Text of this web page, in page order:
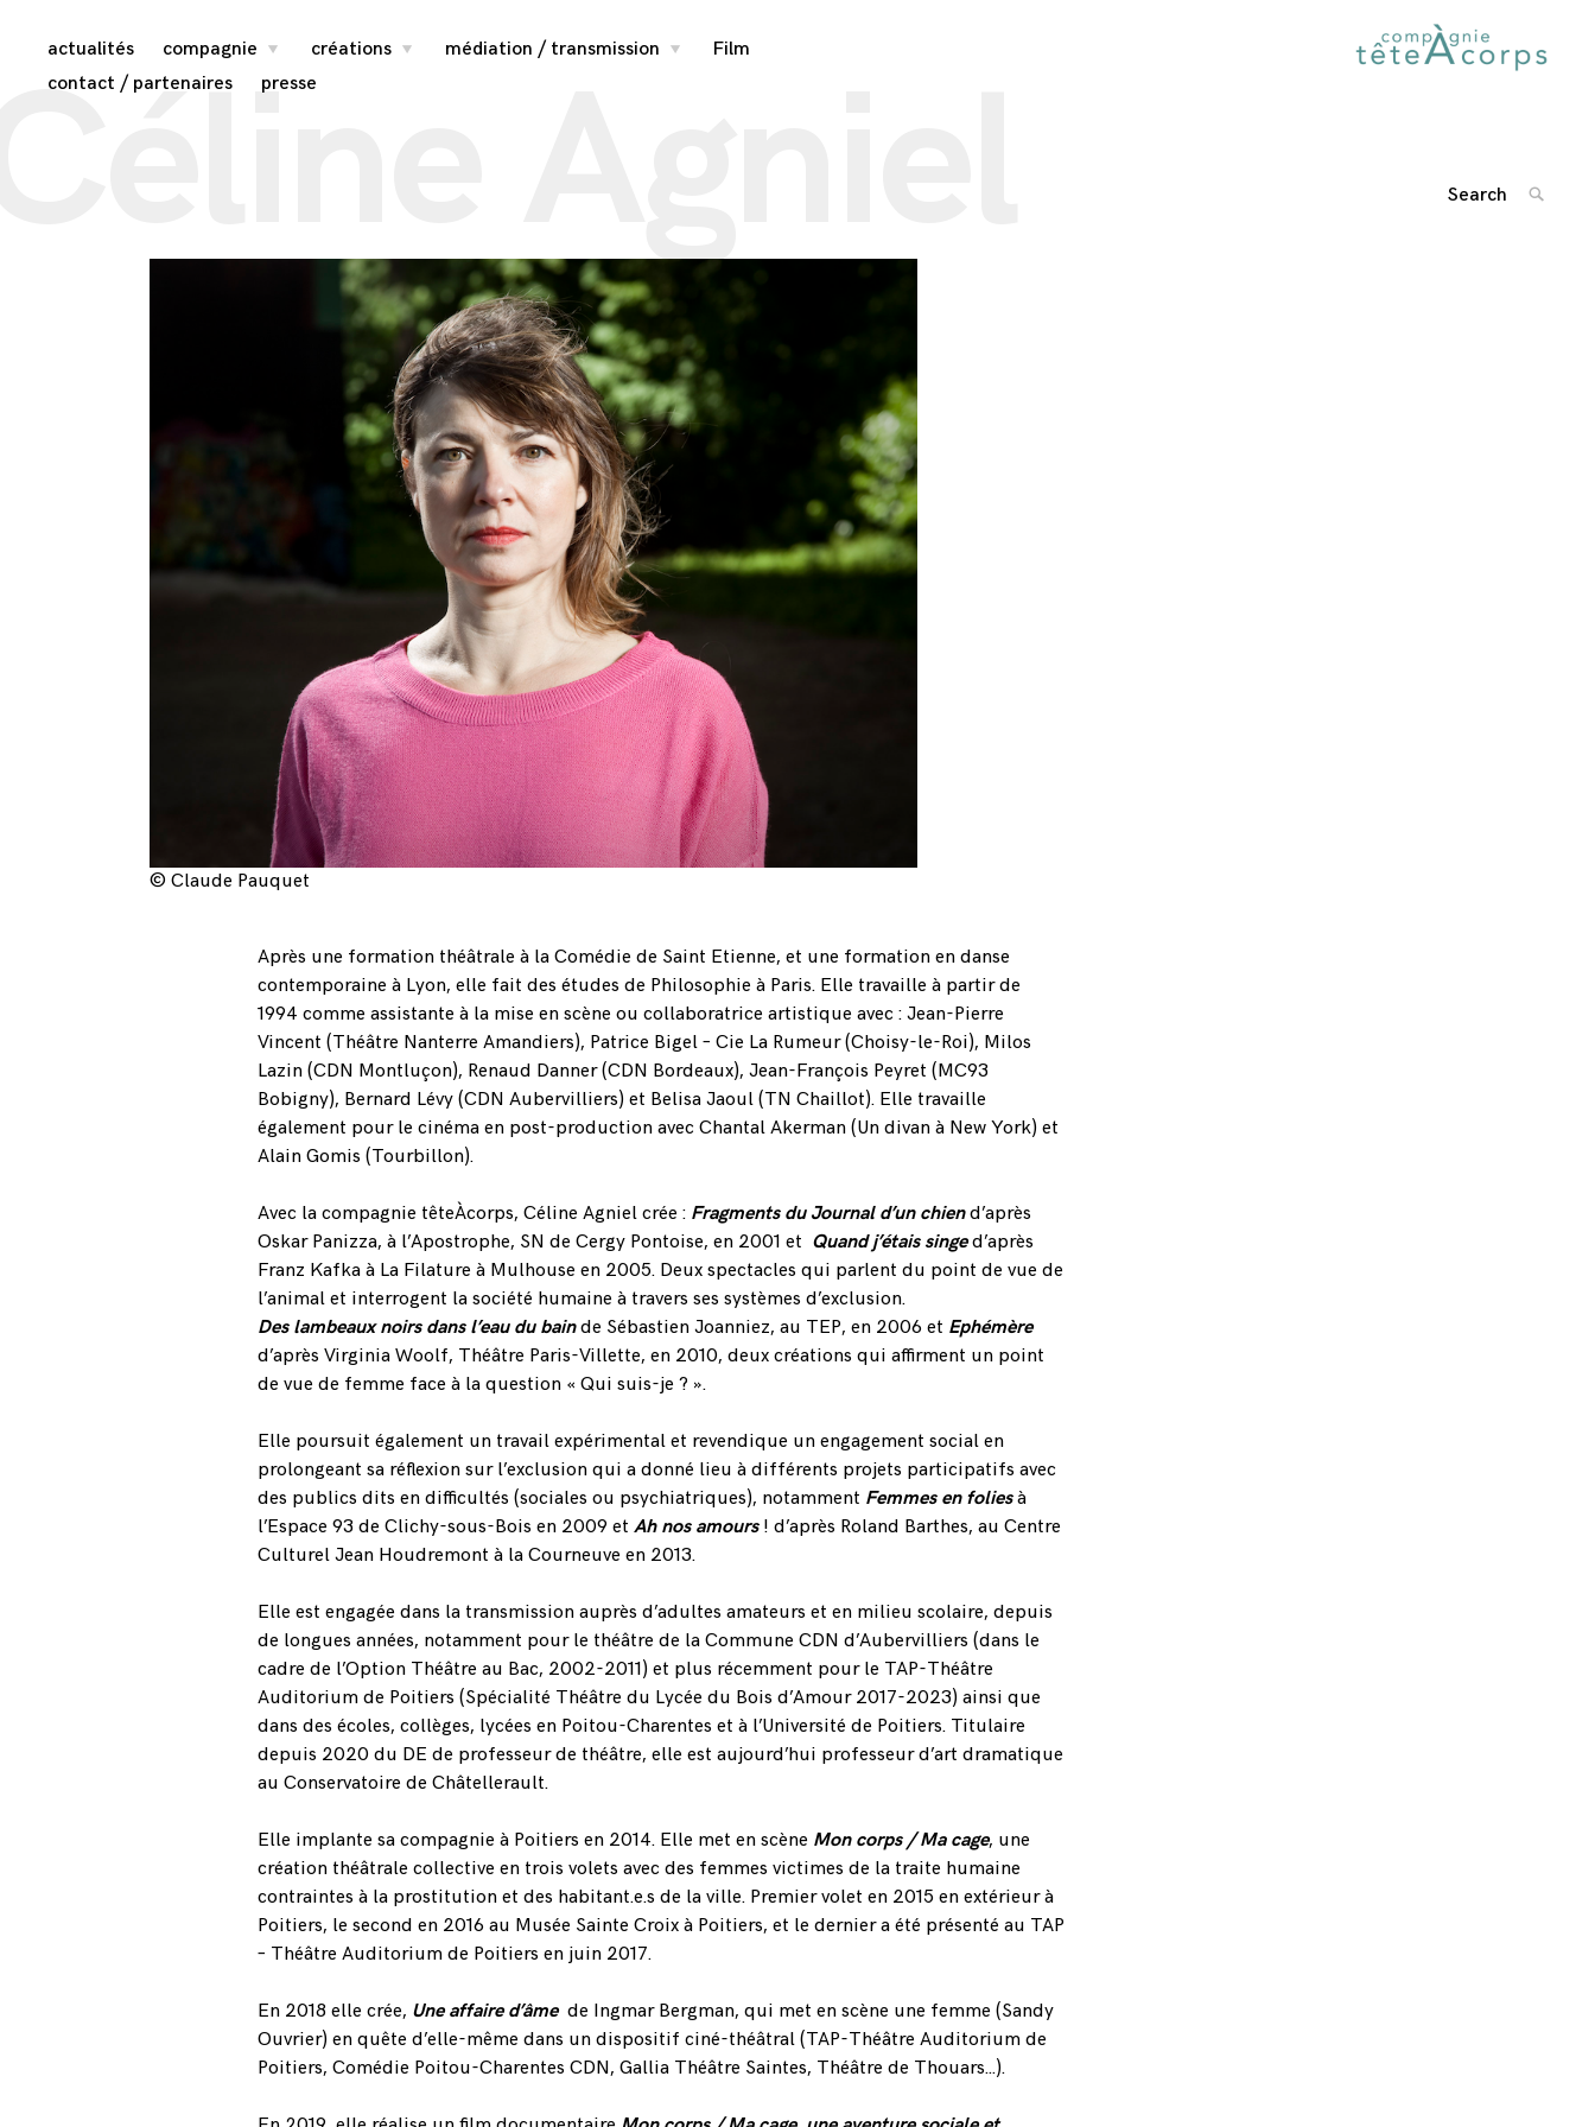
Skip
to
actualités compagnie
toggle
créations
toggle
médiation / transmission
toggle
Film
contact / partenaires
presse Agniel
© Claude Pauquet
Après une formation théâtrale à la Comédie de Saint Etienne, et une formation en danse
contemporaine à Lyon, elle fait des études de Philosophie à Paris. Elle travaille à partir de
1994 comme assistante à la mise en scène ou collaboratrice artistique avec : Jean-Pierre
Vincent (Théâtre Nanterre Amandiers), Patrice Bigel – Cie La Rumeur (Choisy-le-Roi), Milos
Lazin (CDN Montluçon), Renaud Danner (CDN Bordeaux), Jean-François Peyret (MC93
Bobigny), Bernard Lévy (CDN Aubervilliers) et Belisa Jaoul (TN Chaillot). Elle travaille
également pour le cinéma en post-production avec Chantal Akerman (Un divan à New York) et
Alain Gomis (Tourbillon).
Avec la compagnie têteÀcorps, Céline Agniel crée : Fragments du Journal d’un chiend’après
Oskar Panizza, à l’Apostrophe, SN de Cergy Pontoise, en 2001 et Quand j’étais singed’après
Franz Kafka à La Filature à Mulhouse en 2005. Deux spectacles qui parlent du point de vue de
l’animal et interrogent la société humaine à travers ses systèmes d’exclusion.
Des lambeaux noirs dans l’eau du bainde Sébastien Joanniez, au TEP, en 2006 et Ephémère
d’après Virginia Woolf, Théâtre Paris-Villette, en 2010, deux créations qui affirment un point
de vue de femme face à la question « Qui suis-je ? ».
Elle poursuit également un travail expérimental et revendique un engagement social en
prolongeant sa réflexion sur l’exclusion qui a donné lieu à différents projets participatifs avec
des publics dits en difficultés (sociales ou psychiatriques), notamment Femmes en foliesà
l’Espace 93 de Clichy-sous-Bois en 2009 et Ah nos amours! d’après Roland Barthes, au Centre
Culturel Jean Houdremont à la Courneuve en 2013.
Elle est engagée dans la transmission auprès d’adultes amateurs et en milieu scolaire, depuis
de longues années, notamment pour le théâtre de la Commune CDN d’Aubervilliers (dans le
cadre de l’Option Théâtre au Bac, 2002-2011) et plus récemment pour le TAP-Théâtre
Auditorium de Poitiers (Spécialité Théâtre du Lycée du Bois d’Amour 2017-2023) ainsi que
dans des écoles, collèges, lycées en Poitou-Charentes et à l’Université de Poitiers. Titulaire
depuis 2020 du DE de professeur de théâtre, elle est aujourd’hui professeur d’art dramatique
au Conservatoire de Châtellerault.
Elle implante sa compagnie à Poitiers en 2014. Elle met en scène Mon corps / Ma cage, une
création théâtrale collective en trois volets avec des femmes victimes de la traite humaine
contraintes à la prostitution et des habitant.e.s de la ville. Premier volet en 2015 en extérieur à
Poitiers, le second en 2016 au Musée Sainte Croix à Poitiers, et le dernier a été présenté au TAP
– Théâtre Auditorium de Poitiers en juin 2017.
En 2018 elle crée, Une affaire d’âmede Ingmar Bergman, qui met en scène une femme (Sandy
Ouvrier) en quête d’elle-même dans un dispositif ciné-théâtral (TAP-Théâtre Auditorium de
Poitiers, Comédie Poitou-Charentes CDN, Gallia Théâtre Saintes, Théâtre de Thouars…).